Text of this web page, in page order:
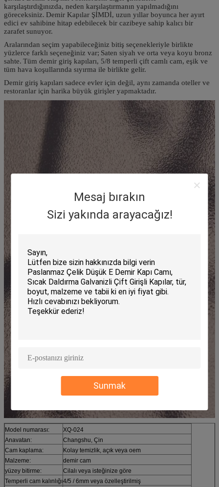
Mesaj bırakın
Sizi yakında arayacağız!
Sunmak
karşılaştırdığınızda, neden karşılaştırmanın yapılmadığını
göreceksiniz. Demir Kapılar ŞİMDİ, uzun yıllar boyunca her ayırt
edici ev sahibine hitap edebilecek bir cazibeye sahip kalıcı bir
zarafet sunuyor.
Aralarından seçim yapabileceğiniz bitiş seçenekleriyle birlikte
yüzlerce farklı seçeneğiniz var; Saten siyah ve orta veya koyu bronz
sahte. Tüm demir giriş kapıları, 5/8 temperli çift camlı cam, eşik ve
tüm hava koşullarında sıyırma ile birlikte gelir.
Demir giriş kapıları sadece evler için değil, aynı zamanda oteller ve
restoranlar için harika büyük girişler yapmaktadır.
Model numarası:
XQ-024
Anavatan:
Changshu, Çin
Cam kaplama:
Kolay temizlik, açık veya oem
Malzeme:
demir cam
yüzey bitirme:
Cilalı veya isteğinize göre
Temperli cam kalınlığı4/5 / 6mm veya özelleştirilmiş